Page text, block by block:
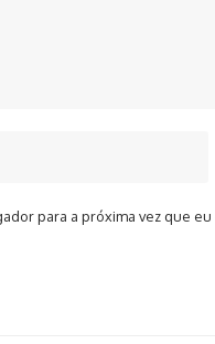
para a próxima vez que eu